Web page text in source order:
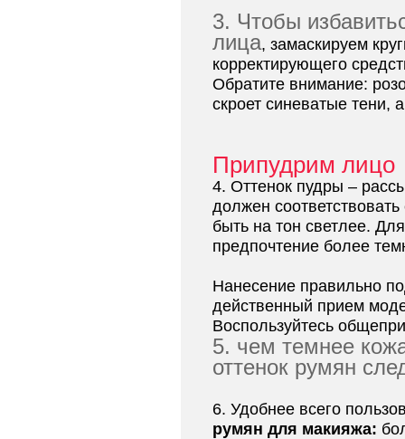
3. Чтобы
лица, замаскируем
корректирующего
Обратите внимание:
скроет синеватые тени,
Припудрим лицо
4. Оттенок пудры –
должен
быть на тон светлее.
предпочтение более
Нанесение правильно
действенный прием
Воспользуйтесь
5. чем темнее
оттенок румян
6. Удобнее всего
румян для макияжа: